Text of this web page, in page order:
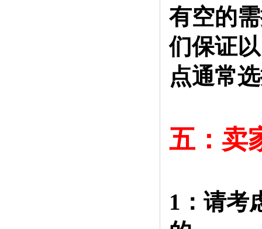
有空的
们保证
点通常
五：卖
1：请考